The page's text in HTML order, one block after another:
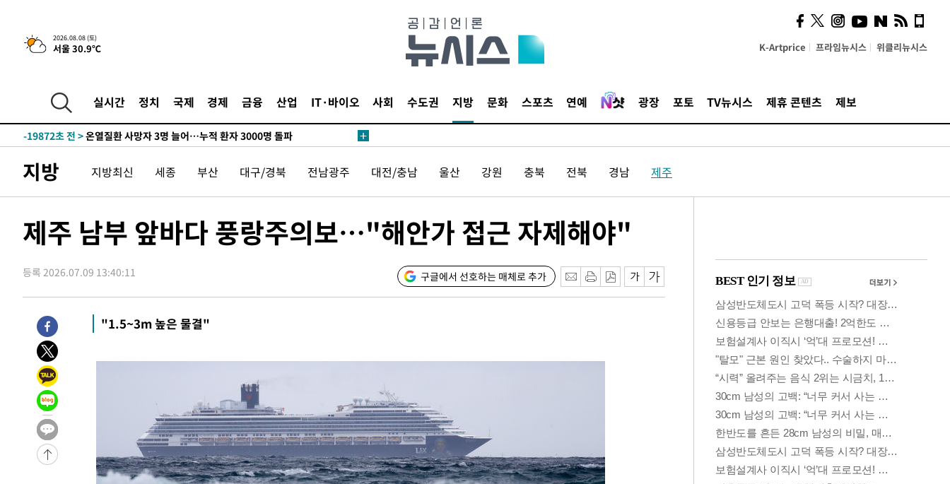
2026.08.08 (토)
서울 30.9℃ K-Artprice 프라임뉴시스 위클리뉴시스
실시간 정치 국제 경제 금융 산업 IT·바이오 사회 수도권 지방 문화 스포츠 연예 광장 포토 TV뉴시스 제휴 콘텐츠 제보
42.08%·宋 10.17%
-28142초 전 >이강인 "아틀레티코 이적 기뻐…등번호 7번 의미보단 팀 위해 뛸
것"
-28077초 전 >[속보]與 당대표 경선, 제주·인천 권리당원 투표 김민석 승리
-21121초 전 >
[속보]이강인 "감독님이 원하는 마음 느꼈고, 많은 트로피 원해 아
틀레티코 이적"
-20903초 전 >
-19872초 전 >온열질환 사망자 3명 늘어…누적 환자 3000명 돌파
-9924초 전 >
백운산서 80년근 천종산삼 9뿌리 발견…감정가 1.3억원
-7634초 전 >선재도서 해루질 나섰다 실종 60대, 닷새 만에 숨진 채 발견
-4544초 전 >
여수 오동도 해상서 모터보트 전복…1명 사망·1명 실종
날씨]
36분 전 >축구협회 "압수수색·성접대 논란 사과…쇄신의 기회로 삼겠다"
1시간 전 >[속보]'압수수색·성접대 논란' 축구협회 "실망과 걱정 안겨드려 죄송"
4시간 전 >
'최고 37도' 폭염 지속…강원동해안 최대 150㎜ 비
6시간 전 >
[속보]뉴욕증시 상승 마감…S&P 0.6% 나스닥 1.3%↑
-29393초 전 >
한민수·김용 순
-29346초 전 >
청래 44.56%
-28628초 전 >
[속보]與 대표 경선 제주·인천 당원투표…金 47.75%·鄭
42.08%·宋 10.17%
-28162초 전 >
이강인 "아틀레티코 이적 기뻐…등번호 7번 의미보단 팀 위해 뛸
것"
-28097초 전 >
[속보]與 당대표 경선, 제주·인천 권리당원 투표 김민석 승리
-21871초 전 >
낮 최고 35도 '무더위'…동해안 시간당 30㎜ '강한 비'[내일날씨]
[속보]이강인 "감독님이 원하는 마음 느꼈고, 많은 트로피 원해 아
지방 지방최신 세종 부산 대구/경북 전남광주 대전/충남 울산 강원 충북 전북 경남 제주
제주 남부 앞바다 풍랑주의보…"해안가 접근 자제해야"
등록 2026.07.09 13:40:11 구글에서 선호하는 매체로 추가
"1.5~3m 높은 물결"
사이 해답 찾았죠"…알을
깨고 나온 '초자아'